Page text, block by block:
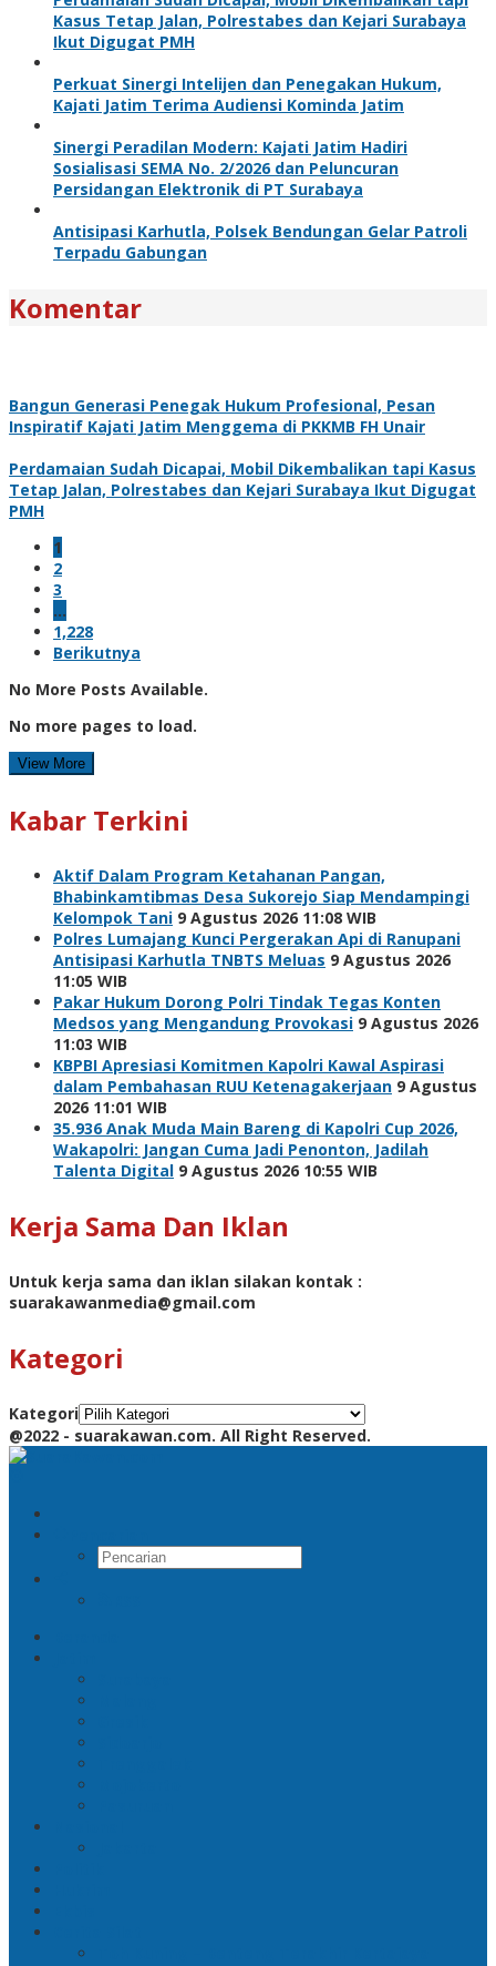
Kasus Tetap Jalan, Polrestabes dan Kejari Surabaya
Ikut Digugat PMH
Perkuat Sinergi Intelijen dan Penegakan Hukum,
Kajati Jatim Terima Audiensi Kominda Jatim
Sinergi Peradilan Modern: Kajati Jatim Hadiri
Sosialisasi SEMA No. 2/2026 dan Peluncuran
Persidangan Elektronik di PT Surabaya
Antisipasi Karhutla, Polsek Bendungan Gelar Patroli
Terpadu Gabungan
Komentar
Bangun Generasi Penegak Hukum Profesional, Pesan
Inspiratif Kajati Jatim Menggema di PKKMB FH Unair
Perdamaian Sudah Dicapai, Mobil Dikembalikan tapi Kasus
Tetap Jalan, Polrestabes dan Kejari Surabaya Ikut Digugat
PMH
1
2
3
…
1,228
Berikutnya
No More Posts Available.
No more pages to load.
View More
Kabar Terkini
Aktif Dalam Program Ketahanan Pangan,
Bhabinkamtibmas Desa Sukorejo Siap Mendampingi
Kelompok Tani 9 Agustus 2026 11:08 WIB
Polres Lumajang Kunci Pergerakan Api di Ranupani
Antisipasi Karhutla TNBTS Meluas 9 Agustus 2026
11:05 WIB
Pakar Hukum Dorong Polri Tindak Tegas Konten
Medsos yang Mengandung Provokasi 9 Agustus 2026
11:03 WIB
KBPBI Apresiasi Komitmen Kapolri Kawal Aspirasi
dalam Pembahasan RUU Ketenagakerjaan 9 Agustus
2026 11:01 WIB
35.936 Anak Muda Main Bareng di Kapolri Cup 2026,
Wakapolri: Jangan Cuma Jadi Penonton, Jadilah
Talenta Digital 9 Agustus 2026 10:55 WIB
Kerja Sama Dan Iklan
Untuk kerja sama dan iklan silakan kontak :
suarakawanmedia@gmail.com
Kategori
Kategori
@2022 - suarakawan.com. All Right Reserved.